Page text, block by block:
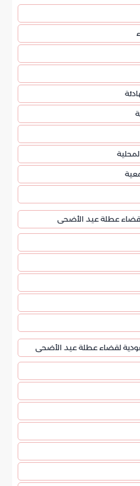
لقضاء عطلة عيد الأضحى
لقضاء عطلة عيد الأضحى